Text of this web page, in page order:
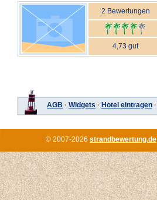
2 Bewertungen
4,73 gut
AGB · Widgets · Hotel eintragen ·
© 2007-2026 strandbewertung.de